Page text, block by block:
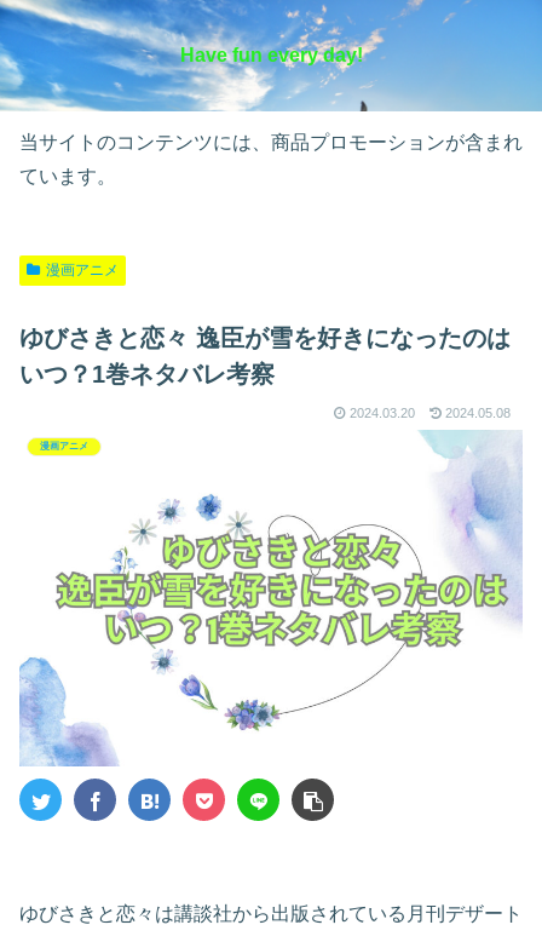
Have fun every day!
当サイトのコンテンツには、商品プロモーションが含まれ
ています。
漫画アニメ
ゆびさきと恋々 逸臣が雪を好きになったのは
いつ？1巻ネタバレ考察
2024.03.20 2024.05.08
漫画アニメ
ゆびさきと恋々は講談社から出版されている月刊デザート